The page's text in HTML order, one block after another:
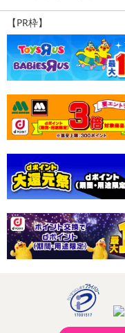
【PR枠】